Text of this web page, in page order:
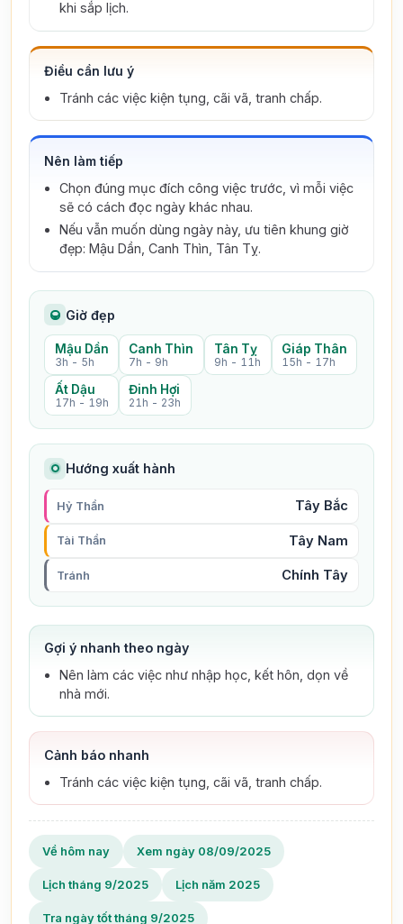
khi sắp lịch.
Điều cần lưu ý
Tránh các việc kiện tụng, cãi vã, tranh chấp.
Nên làm tiếp
Chọn đúng mục đích công việc trước, vì mỗi việc
sẽ có cách đọc ngày khác nhau.
Nếu vẫn muốn dùng ngày này, ưu tiên khung giờ
đẹp: Mậu Dần, Canh Thìn, Tân Tỵ.
Giờ đẹp
Mậu Dần
3h - 5h
Canh Thìn
7h - 9h
Tân Tỵ
9h - 11h
Giáp Thân
15h - 17h
Ất Dậu
17h - 19h
Đinh Hợi
21h - 23h
Hướng xuất hành
Hỷ Thần Tây Bắc
Tài Thần Tây Nam
Tránh Chính Tây
Gợi ý nhanh theo ngày
Nên làm các việc như nhập học, kết hôn, dọn về
nhà mới.
Cảnh báo nhanh
Tránh các việc kiện tụng, cãi vã, tranh chấp.
Về hôm nay Xem ngày 08/09/2025
Lịch tháng 9/2025 Lịch năm 2025
Tra ngày tốt tháng 9/2025